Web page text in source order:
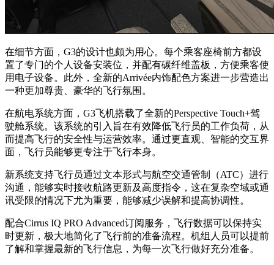
在细节方面，G3的设计也颇为用心。每个乘客座椅前方都设
置了专门的个人设备安装位，并配有碳纤维盖板，方便乘客使
用电子设备。此外，全新的Arrivée内饰配色方案进一步营造出
一种更加尊贵、豪华的飞行氛围。
在航电系统方面，G3飞机搭载了全新的Perspective Touch+驾
驶舱系统。该系统的引入旨在有效降低飞行员的工作负荷，从
而提高飞行的安全性与运营效率。通过更直观、智能的交互界
面，飞行员能够更专注于飞行本身。
新系统支持飞行员通过文本形式与航空交通管制（ATC）进行
沟通，能够实时接收航路更新及高度指令，这在复杂空域或通
讯受限的情况下尤为重要，能够减少误解和提高协调性。
配合Cirrus IQ PRO Advanced订阅服务，飞行数据可以保持实
时更新，极大地简化了飞行前的准备流程。机组人员可以提前
了解和掌握最新的飞行信息，为每一次飞行做好充分准备。